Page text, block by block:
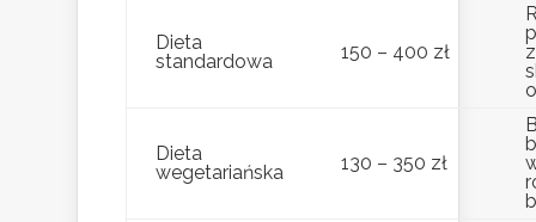
Dieta
standardowa
150 – 400 zł
Dieta
wegetariańska
130 – 350 zł